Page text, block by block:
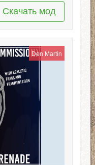
Скачать мод
Den Martin